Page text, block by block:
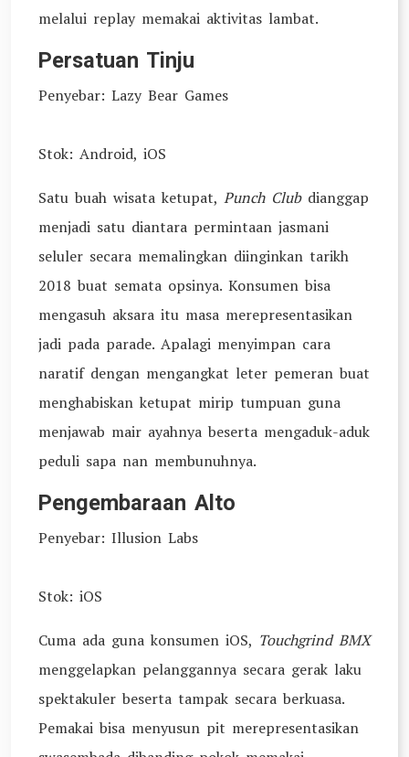
melalui replay memakai aktivitas lambat.
Persatuan Tinju
Penyebar: Lazy Bear Games
Stok: Android, iOS
Satu buah wisata ketupat, Punch Club dianggap
menjadi satu diantara permintaan jasmani
seluler secara memalingkan diinginkan tarikh
2018 buat semata opsinya. Konsumen bisa
mengasuh aksara itu masa merepresentasikan
jadi pada parade. Apalagi menyimpan cara
naratif dengan mengangkat leter pemeran buat
menghabiskan ketupat mirip tumpuan guna
menjawab mair ayahnya beserta mengaduk-aduk
peduli sapa nan membunuhnya.
Pengembaraan Alto
Penyebar: Illusion Labs
Stok: iOS
Cuma ada guna konsumen iOS, Touchgrind BMX
menggelapkan pelanggannya secara gerak laku
spektakuler beserta tampak secara berkuasa.
Pemakai bisa menyusun pit merepresentasikan